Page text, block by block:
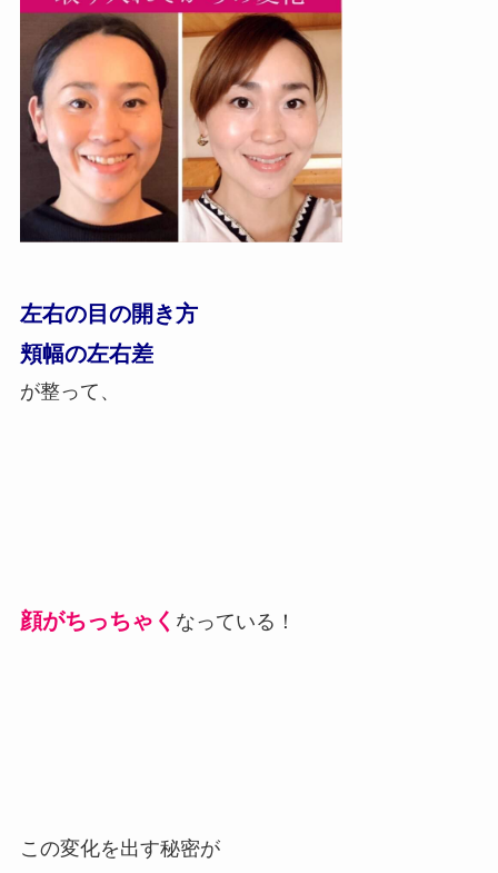
左右の目の開き方
頬幅の左右差
が整って、
顔がちっちゃく なっている！
この変化を出す秘密が